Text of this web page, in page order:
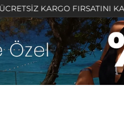
KAÇIRMAYIN! 🤍